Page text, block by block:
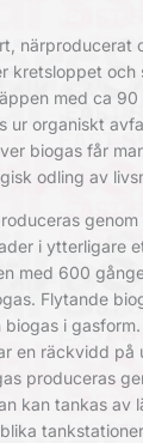
närproducerat
kretsloppet och
med ca
ur organiskt
biogas får
odling av
i ytterligare
med 600
Flytande
i
en räckvidd på
produceras
kan tankas av